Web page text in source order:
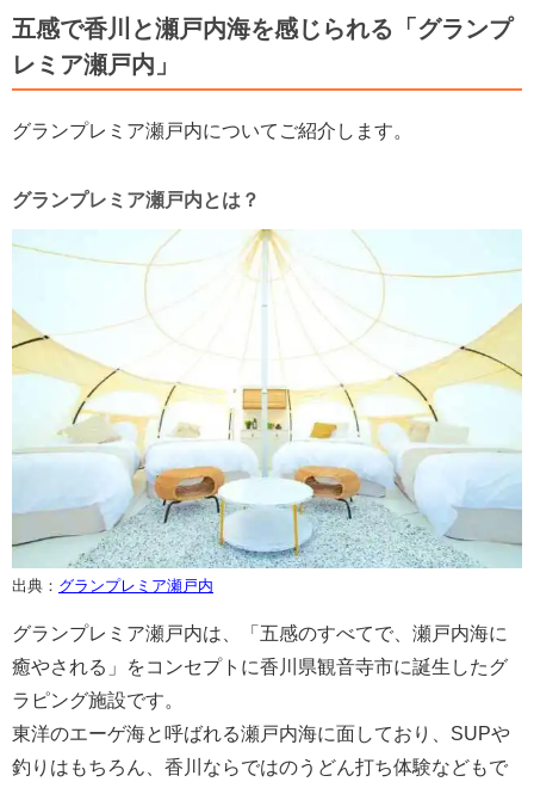
五感で香川と瀬戸内海を感じられる「グランプ
レミア瀬戸内」
グランプレミア瀬戸内についてご紹介します。
グランプレミア瀬戸内とは？
出典： グランプレミア瀬戸内
グランプレミア瀬戸内は、「五感のすべてで、瀬戸内海に
癒やされる」をコンセプトに香川県観音寺市に誕生したグ
ラピング施設です。
東洋のエーゲ海と呼ばれる瀬戸内海に面しており、SUPや
釣りはもちろん、香川ならではのうどん打ち体験などもで